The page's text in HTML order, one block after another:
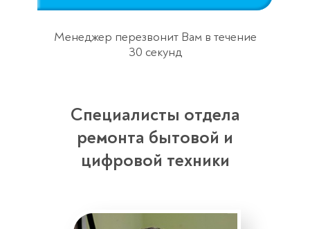
Менеджер перезвонит Вам в течение
30 секунд
Специалисты отдела
ремонта бытовой и
цифровой техники